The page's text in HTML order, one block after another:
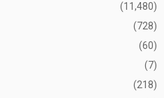
(11,480)
(728)
(60)
(7)
(218)